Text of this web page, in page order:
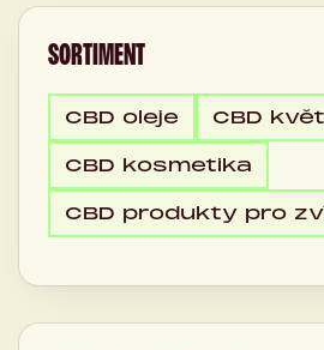
SORTIMENT
CBD oleje CBD
CBD kosmetika
CBD produkty pro